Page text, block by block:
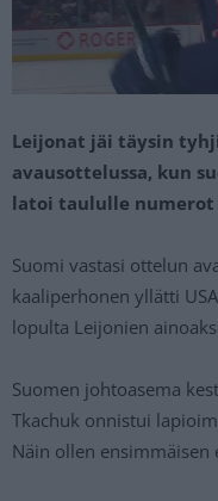
Leijonat jäi täysin
avausottelussa, kun
latoi taululle numerot
Suomi vastasi ottelun
kaaliperhonen yllätti
lopulta Leijonien
Suomen johtoasema
Tkachuk onnistui
Näin ollen